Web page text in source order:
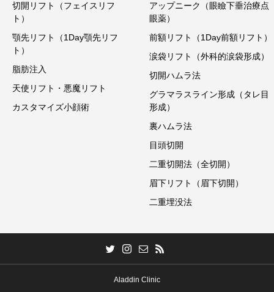
切開リフト（フェイスリフ
ト）
顎先リフト（1Day顎先リフ
ト）
脂肪注入
天使リフト・悪魔リフト
カスタマイズ小顔術
アップニーク（眼瞼下垂治療点
眼薬）
前額リフト（1Day前額リフト）
涙袋リフト（外科的涙袋形成）
切開ハムラ法
グラマラスライン形成（タレ目
形成）
裏ハムラ法
目頭切開
二重切開法（全切開）
眉下リフト（眉下切開）
二重埋没法
Aladdin Clinic